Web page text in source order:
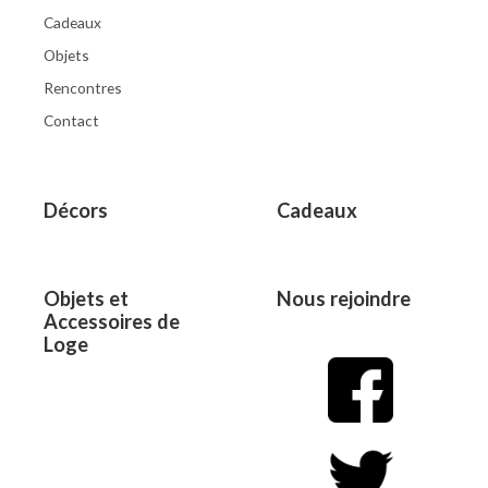
Cadeaux
Objets
Rencontres
Contact
Décors Cadeaux
Objets et
Accessoires de
Loge
Nous rejoindre